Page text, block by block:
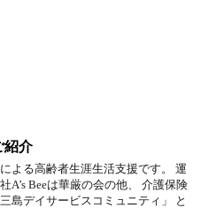
紹介
よる高齢者生涯生活支援です。 運
A’s Beeは華厳の会の他、 介護保険
島デイサービスコミュニティ」 と